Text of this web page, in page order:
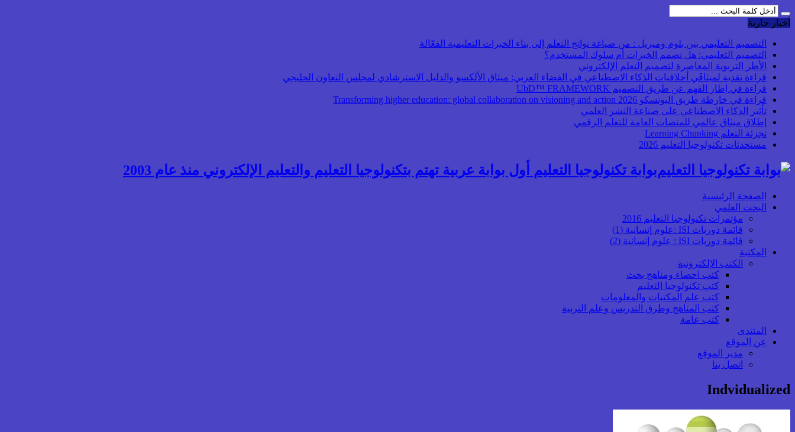
أخبار جارية
التصميم التعليمي بين بلوم وميريل : من صياغة نواتج التعلم إلى بناء الخبرات التعليمية الفعّالة
التصميم التعليمي: هل نصمم الخبرات أم سلوك المستخدم؟
الأطر التربوية المعاصرة لتصميم التعلم الإلكتروني
قراءة نقدية لميثاقَي أخلاقيات الذكاء الاصطناعي في الفضاء العربي: ميثاق الألكسو والدليل الاسترشادي لمجلس التعاون الخليجي
قراءة في إطار الفهم عن طريق التصميم UbD™ FRAMEWORK
قراءة في خارطة طريق اليونسكو 2026 Transforming higher education: global collaboration on visioning and action
تأثير الذكاء الاصطناعي على صناعة النشر العلمي
إطلاق ميثاق عالمي للمنصات العامة للتعلم الرقمي
تجزئة التعلم Learning Chunking
مستحدثات تكنولوجيا التعليم 2026
بوابة تكنولوجيا التعليم أول بوابة عربية تهتم بتكنولوجيا التعليم والتعليم الإلكتروني منذ عام 2003
الصفحة الرئيسية
البحث العلمي
مؤتمرات تكنولوجيا التعليم 2016
قائمة دوريات ISI :علوم إنسانية (1)
قائمة دوريات ISI : علوم إنسانية (2)
المكتبة
الكتب الإلكترونية
كتب احصاء ومناهج بحث
كتب تكنولوجيا التعليم
كتب علم المكتبات والمعلومات
كتب المناهج وطرق التدريس وعلم التربية
كتب عامة
المنتدى
عن الموقع
مدير الموقع
اتصل بنا
Indvidualized